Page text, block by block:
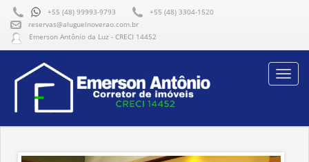
+55 (48) 99993-9793
+55 (48) 3304-1520
reservas@aluguelnoverao.com.br
Emerson Antônio da Luz - CRECI 14452